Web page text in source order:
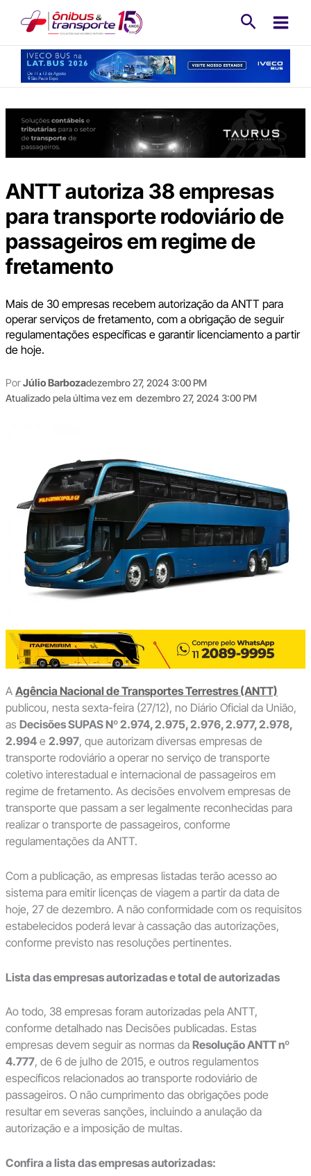
conteúdo
ANTT autoriza 38 empresas
para transporte rodoviário de
passageiros em regime de
fretamento
Mais de 30 empresas recebem autorização da ANTT para
operar serviços de fretamento, com a obrigação de seguir
regulamentações específicas e garantir licenciamento a partir
de hoje.
PorJúlio Barbozadezembro 27, 2024 3:00 PM
Atualizado pela última vez em dezembro 27, 2024 3:00 PM
A Agência Nacional de Transportes Terrestres (ANTT)
publicou, nesta sexta-feira (27/12), no Diário Oficial da União,
as Decisões SUPAS Nº 2.974, 2.975, 2.976, 2.977, 2.978,
2.994e 2.997, que autorizam diversas empresas de
transporte rodoviário a operar no serviço de transporte
coletivo interestadual e internacional de passageiros em
regime de fretamento. As decisões envolvem empresas de
transporte que passam a ser legalmente reconhecidas para
realizar o transporte de passageiros, conforme
regulamentações da ANTT.
Com a publicação, as empresas listadas terão acesso ao
sistema para emitir licenças de viagem a partir da data de
hoje, 27 de dezembro. A não conformidade com os requisitos
estabelecidos poderá levar à cassação das autorizações,
conforme previsto nas resoluções pertinentes.
Lista das empresas autorizadas e total de autorizadas
Ao todo, 38 empresas foram autorizadas pela ANTT,
conforme detalhado nas Decisões publicadas. Estas
empresas devem seguir as normas da Resolução ANTT nº
4.777, de 6 de julho de 2015, e outros regulamentos
específicos relacionados ao transporte rodoviário de
passageiros. O não cumprimento das obrigações pode
resultar em severas sanções, incluindo a anulação da
autorização e a imposição de multas.
Confira a lista das empresas autorizadas: